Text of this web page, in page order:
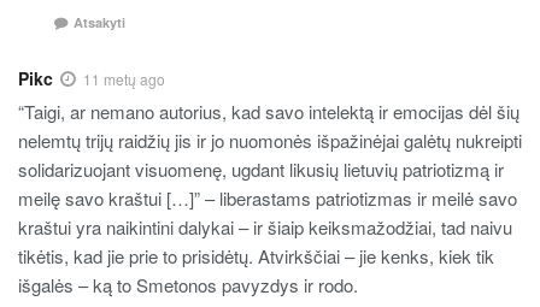
Atsakyti
Pikc 11 metų ago
“Taigi, ar nemano autorius, kad savo intelektą ir emocijas dėl šių
nelemtų trijų raidžių jis ir jo nuomonės išpažinėjai galėtų nukreipti
solidarizuojant visuomenę, ugdant likusių lietuvių patriotizmą ir
meilę savo kraštui […]” – liberastams patriotizmas ir meilė savo
kraštui yra naikintini dalykai – ir šiaip keiksmažodžiai, tad naivu
tikėtis, kad jie prie to prisidėtų. Atvirkščiai – jie kenks, kiek tik
išgalės – ką to Smetonos pavyzdys ir rodo.